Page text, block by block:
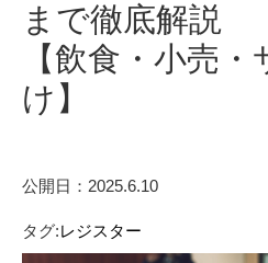
まで徹底解説
【飲食・小売
け】
公開日：2025.6.10
タグ:レジスター